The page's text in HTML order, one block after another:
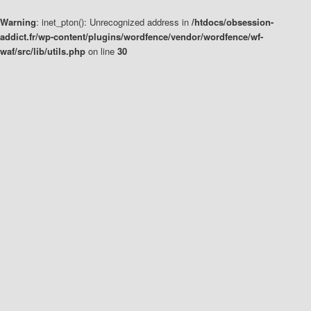
Warning: inet_pton(): Unrecognized address in /htdocs/obsession-
addict.fr/wp-content/plugins/wordfence/vendor/wordfence/wf-
waf/src/lib/utils.php on line 30